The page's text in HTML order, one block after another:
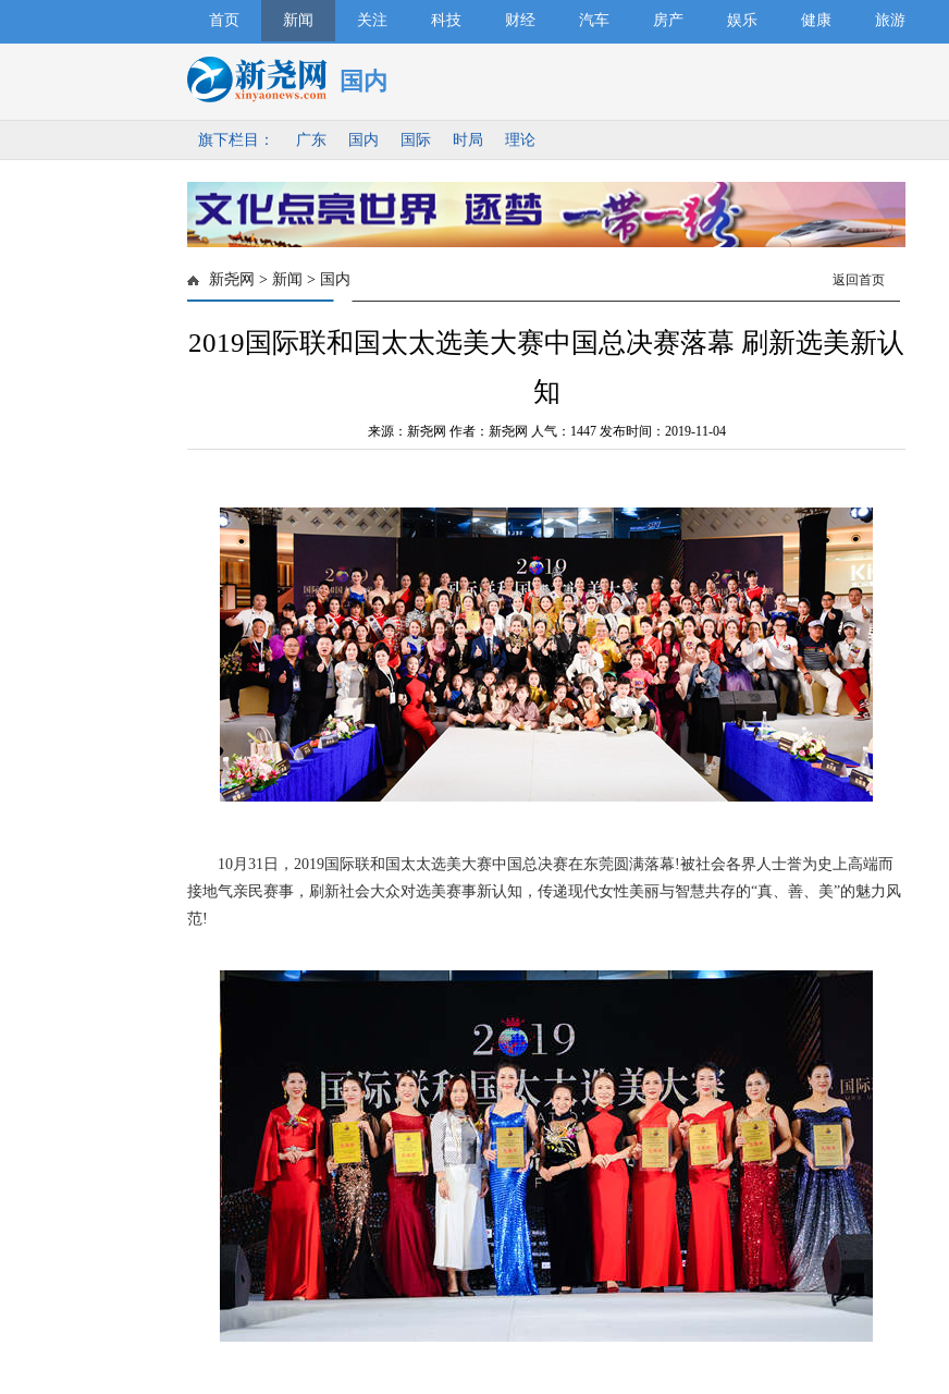
首页 新闻 关注 科技 财经 汽车 房产 娱乐 健康 旅游
国内
旗下栏目： 广东 国内 国际 时局 理论
新尧网 > 新闻 > 国内 返回首页
2019国际联和国太太选美大赛中国总决赛落幕 刷新选美新认
知
来源：新尧网 作者：新尧网 人气： 1447 发布时间：2019-11-04
10月31日，2019国际联和国太太选美大赛中国总决赛在东莞圆满落幕!被社会各界人士誉为史上高端而
接地气亲民赛事，刷新社会大众对选美赛事新认知，传递现代女性美丽与智慧共存的“真、善、美”的魅力风
范!